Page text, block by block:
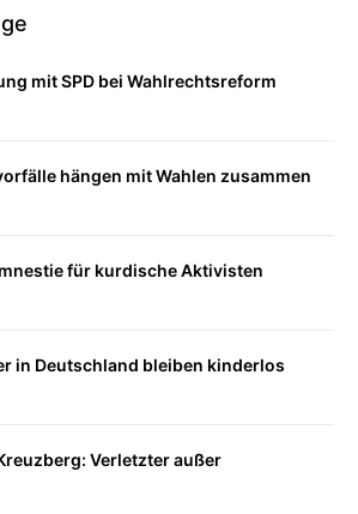
mit SPD bei Wahlrechtsreform
hängen mit Wahlen zusammen
für kurdische Aktivisten
in Deutschland bleiben kinderlos
Verletzter außer